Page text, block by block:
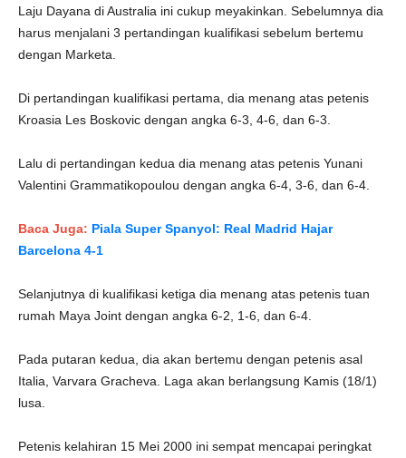
Laju Dayana di Australia ini cukup meyakinkan. Sebelumnya dia
harus menjalani 3 pertandingan kualifikasi sebelum bertemu
dengan Marketa.
Di pertandingan kualifikasi pertama, dia menang atas petenis
Kroasia Les Boskovic dengan angka 6-3, 4-6, dan 6-3.
Lalu di pertandingan kedua dia menang atas petenis Yunani
Valentini Grammatikopoulou dengan angka 6-4, 3-6, dan 6-4.
Baca Juga: Piala Super Spanyol: Real Madrid Hajar
Barcelona 4-1
Selanjutnya di kualifikasi ketiga dia menang atas petenis tuan
rumah Maya Joint dengan angka 6-2, 1-6, dan 6-4.
Pada putaran kedua, dia akan bertemu dengan petenis asal
Italia, Varvara Gracheva. Laga akan berlangsung Kamis (18/1)
lusa.
Petenis kelahiran 15 Mei 2000 ini sempat mencapai peringkat